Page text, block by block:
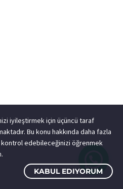
iyileştirmek için üçüncü taraf
Bu konu hakkında daha fazla
edebileceğinizi öğrenmek
KABUL EDIYORUM